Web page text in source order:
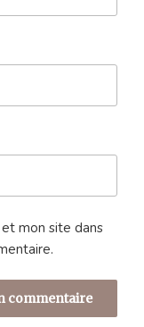
mon site dans